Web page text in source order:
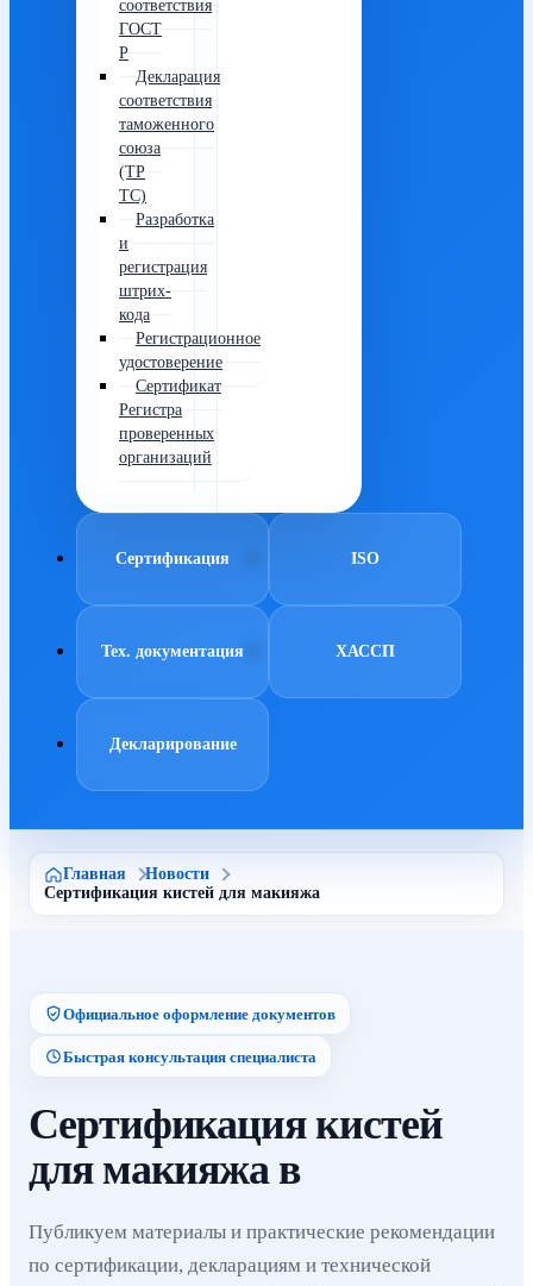
соответствия
ГОСТ
Р
Декларация
соответствия
таможенного
союза
(ТР
ТС)
Разработка
и
регистрация
штрих-
кода
Регистрационное
удостоверение
Сертификат
Регистра
проверенных
организаций
Сертификация ISO
Тех. документация ХАССП
Декларирование
Главная
Новости
Сертификация кистей для макияжа
Официальное оформление документов
Быстрая консультация специалиста
Сертификация кистей
для макияжа в
Публикуем материалы и практические рекомендации
по сертификации, декларациям и технической